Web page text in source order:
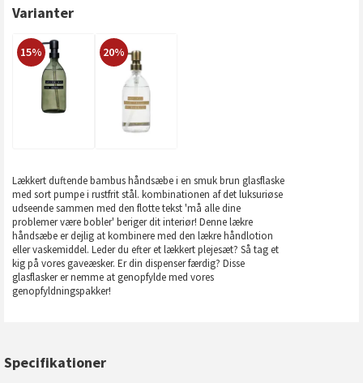
Varianter
15% 20%
Lækkert duftende bambus håndsæbe i en smuk brun glasflaske
med sort pumpe i rustfrit stål. kombinationen af ​​det luksuriøse
udseende sammen med den flotte tekst 'må alle dine
problemer være bobler' beriger dit interiør! Denne lækre
håndsæbe er dejlig at kombinere med den lækre håndlotion
eller vaskemiddel. Leder du efter et lækkert plejesæt? Så tag et
kig på vores gaveæsker. Er din dispenser færdig? Disse
glasflasker er nemme at genopfylde med vores
genopfyldningspakker!
Specifikationer